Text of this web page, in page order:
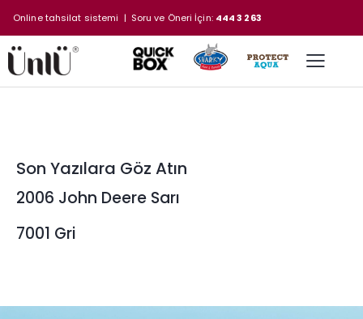
Online tahsilat sistemi | Soru ve Öneri İçin: 444 3 263
Son Yazılara Göz Atın
2006 John Deere Sarı
7001 Gri